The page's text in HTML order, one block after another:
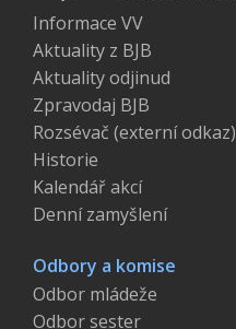
Odbory a komise
Informace VV
Aktuality z BJB
Aktuality odjinud
Zpravodaj BJB
Rozsévač (externí odkaz)
Historie
Kalendář akcí
Denní zamyšlení
Odbor mládeže
Odbor sester